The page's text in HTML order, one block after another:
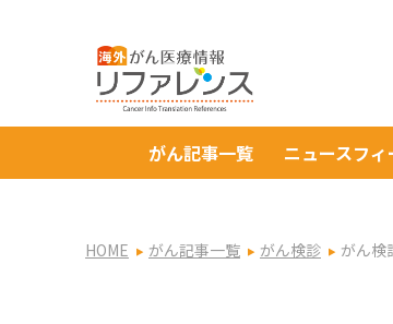
がん記事一覧 ニュースフィ
HOME がん記事一覧 がん検診 がん検